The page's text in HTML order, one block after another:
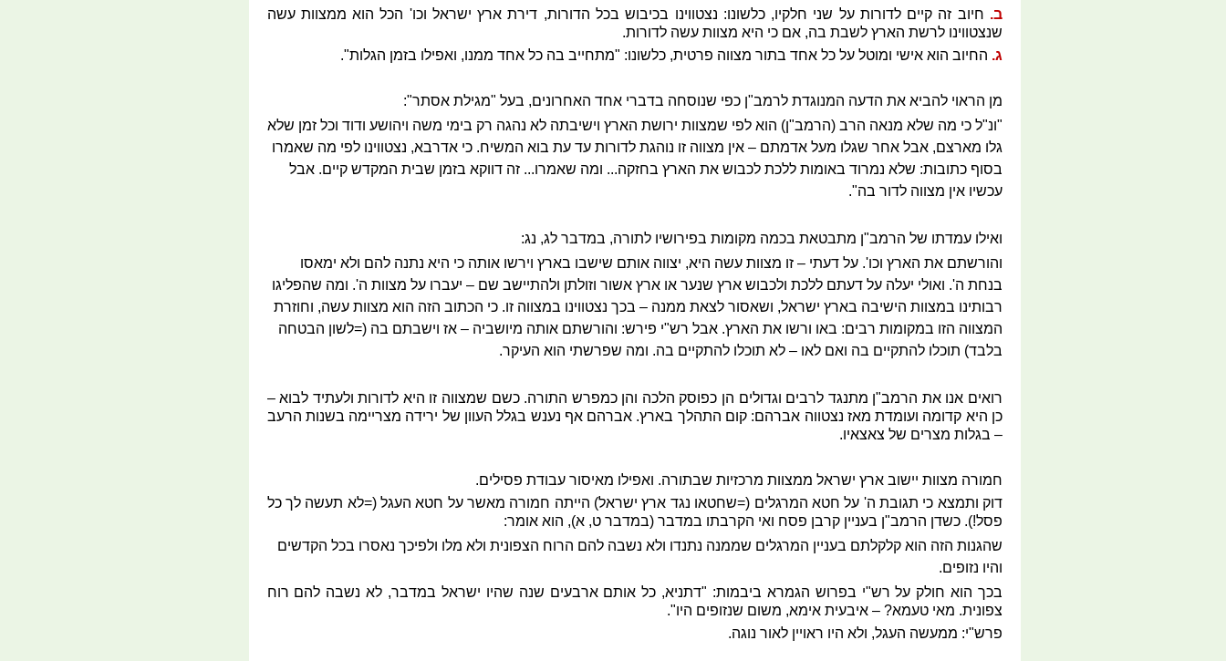
ב. חיוב זה קיים לדורות על שני חלקיו, כלשונו: נצטווינו בכיבוש בכל הדורות, דירת ארץ ישראל וכו' הכל הוא ממצוות עשה
שנצטווינו לרשת הארץ לשבת בה, אם כי היא מצוות עשה לדורות.
ג. החיוב הוא אישי ומוטל על כל אחד בתור מצווה פרטית, כלשונו: "מתחייב בה כל אחד ממנו, ואפילו בזמן הגלות".
מן הראוי להביא את הדעה המנוגדת לרמב"ן כפי שנוסחה בדברי אחד האחרונים, בעל "מגילת אסתר":
"ונ"ל כי מה שלא מנאה הרב (הרמב"ן) הוא לפי שמצוות ירושת הארץ וישיבתה לא נהגה רק בימי משה ויהושע ודוד וכל זמן שלא
גלו מארצם, אבל אחר שגלו מעל אדמתם – אין מצווה זו נוהגת לדורות עד עת בוא המשיח. כי אדרבא, נצטווינו לפי מה שאמרו
בסוף כתובות: שלא נמרוד באומות ללכת לכבוש את הארץ בחזקה... ומה שאמרו... זה דווקא בזמן שבית המקדש קיים. אבל
עכשיו אין מצווה לדור בה".
ואילו עמדתו של הרמב"ן מתבטאת בכמה מקומות בפירושיו לתורה, במדבר לג, נג:
והורשתם את הארץ וכו'. על דעתי – זו מצוות עשה היא, יצווה אותם שישבו בארץ וירשו אותה כי היא נתנה להם ולא ימאסו
בנחת ה'. ואולי יעלה על דעתם ללכת ולכבוש ארץ שנער או ארץ אשור וזולתן ולהתיישב שם – יעברו על מצוות ה'. ומה שהפליגו
רבותינו במצוות הישיבה בארץ ישראל, ושאסור לצאת ממנה – בכך נצטווינו במצווה זו. כי הכתוב הזה הוא מצוות עשה, וחוזרת
המצווה הזו במקומות רבים: באו ורשו את הארץ. אבל רש"י פירש: והורשתם אותה מיושביה – אז וישבתם בה (=לשון הבטחה
בלבד) תוכלו להתקיים בה ואם לאו – לא תוכלו להתקיים בה. ומה שפרשתי הוא העיקר.
רואים אנו את הרמב"ן מתנגד לרבים וגדולים הן כפוסק הלכה והן כמפרש התורה. כשם שמצווה זו היא לדורות ולעתיד לבוא –
כן היא קדומה ועומדת מאז נצטווה אברהם: קום התהלך בארץ. אברהם אף נענש בגלל העוון של ירידה מצריימה בשנות הרעב
– בגלות מצרים של צאצאיו.
חמורה מצוות יישוב ארץ ישראל ממצוות מרכזיות שבתורה. ואפילו מאיסור עבודת פסילים.
דוק ותמצא כי תגובת ה' על חטא המרגלים (=שחטאו נגד ארץ ישראל) הייתה חמורה מאשר על חטא העגל (=לא תעשה לך כל
פסל!). כשדן הרמב"ן בעניין קרבן פסח ואי הקרבתו במדבר (במדבר ט, א), הוא אומר:
שהגנות הזה הוא קלקלתם בעניין המרגלים שממנה נתנדו ולא נשבה להם הרוח הצפונית ולא מלו ולפיכך נאסרו בכל הקדשים
והיו נזופים.
בכך הוא חולק על רש"י בפרוש הגמרא ביבמות: "דתניא, כל אותם ארבעים שנה שהיו ישראל במדבר, לא נשבה להם רוח
צפונית. מאי טעמא? – איבעית אימא, משום שנזופים היו".
פרש"י: ממעשה העגל, ולא היו ראויין לאור נוגה.